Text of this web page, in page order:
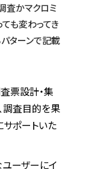
査かマクロミ
も変わってき
ターンで記載
票設計・集
調査目的を果
サポートいた
ーザーにイ